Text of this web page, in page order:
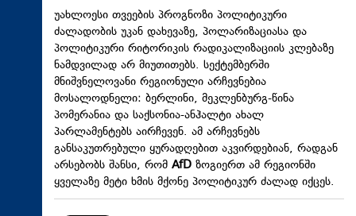
უახლოესი თვეების პროგნოზი პოლიტიკური
ძალადობის უკან დახევაზე, პოლარიზაციასა და
პოლიტიკური რიტორიკის რადიკალიზაციის კლებაზე
ნამდვილად არ მიუთითებს. სექტემბერში
მნიშვნელოვანი რეგიონული არჩევნებია
მოსალოდნელი: ბერლინი, მეკლენბურგ-წინა
პომერანია და საქსონია-ანჰალტი ახალ
პარლამენტებს აირჩევენ. ამ არჩევნებს
განსაკუთრებული ყურადღებით აკვირდებიან, რადგან
არსებობს შანსი, რომ AfD ზოგიერთ ამ რეგიონში
ყველაზე მეტი ხმის მქონე პოლიტიკურ ძალად იქცეს.